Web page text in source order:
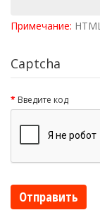
Примечание:
Captcha
Введите код
Отправить